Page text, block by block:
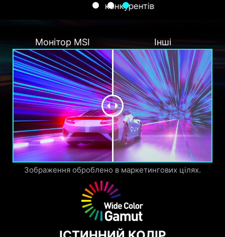
конкурентів
Монітор MSI Інші
Зображення оброблено в маркетингових цілях.